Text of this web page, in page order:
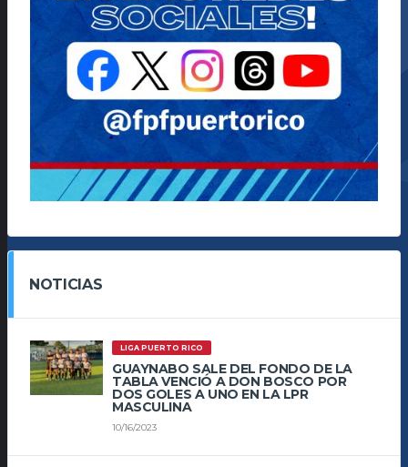
NOTICIAS
LIGA PUERTO RICO
GUAYNABO SALE DEL FONDO DE LA
TABLA VENCIÓ A DON BOSCO POR
DOS GOLES A UNO EN LA LPR
MASCULINA
10/16/2023